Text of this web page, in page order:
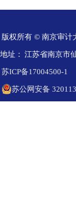
版权所有 © 南京审计
地址： 江苏省南京市
苏ICP备17004500-1
苏公网安备